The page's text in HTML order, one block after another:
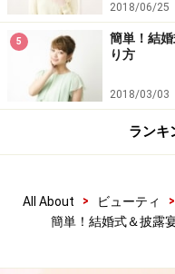
2018/06/25
5
簡単！結
り方
2018/03/03
ランキ
All About > ビューティ >
簡単！結婚式＆披露